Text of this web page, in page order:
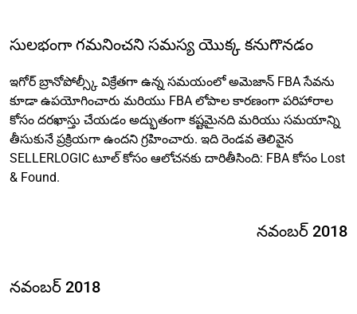
సులభంగా గమనించని సమస్య యొక్క కనుగొనడం
ఇగోర్ బ్రానోపోల్స్కీ విక్రేతగా ఉన్న సమయంలో అమెజాన్ FBA సేవను
కూడా ఉపయోగించారు మరియు FBA లోపాల కారణంగా పరిహారాల
కోసం దరఖాస్తు చేయడం అద్భుతంగా కష్టమైనది మరియు సమయాన్ని
తీసుకునే ప్రక్రియగా ఉందని గ్రహించారు. ఇది రెండవ తెలివైన
SELLERLOGIC టూల్ కోసం ఆలోచనకు దారితీసింది: FBA కోసం Lost
& Found.
నవంబర్ 2018
నవంబర్ 2018